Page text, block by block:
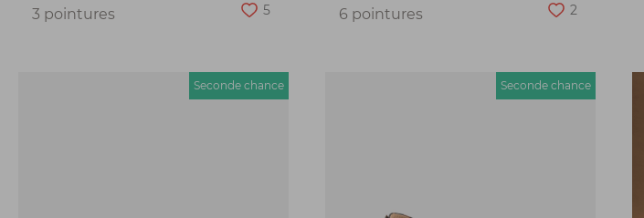
3 pointures 5 6 pointures 2
Seconde chance Seconde chance